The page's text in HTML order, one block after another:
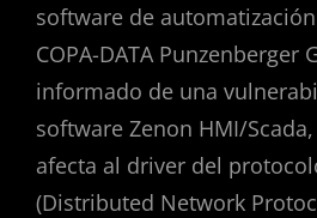
software de
COPA-DATA Punzenberger
informado de una
software Zenon HMI/
afecta al driver del
(Distributed Network